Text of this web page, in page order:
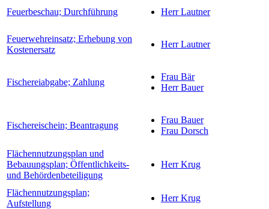
Feuerbeschau; Durchführung Herr Lautner
Feuerwehreinsatz; Erhebung von
Kostenersatz
Herr Lautner
Fischereiabgabe; Zahlung
Frau Bär
Herr Bauer
Fischereischein; Beantragung
Frau Bauer
Frau Dorsch
Flächennutzungsplan und
Bebauungsplan; Öffentlichkeits-
und Behördenbeteiligung
Herr Krug
Flächennutzungsplan;
Aufstellung
Herr Krug